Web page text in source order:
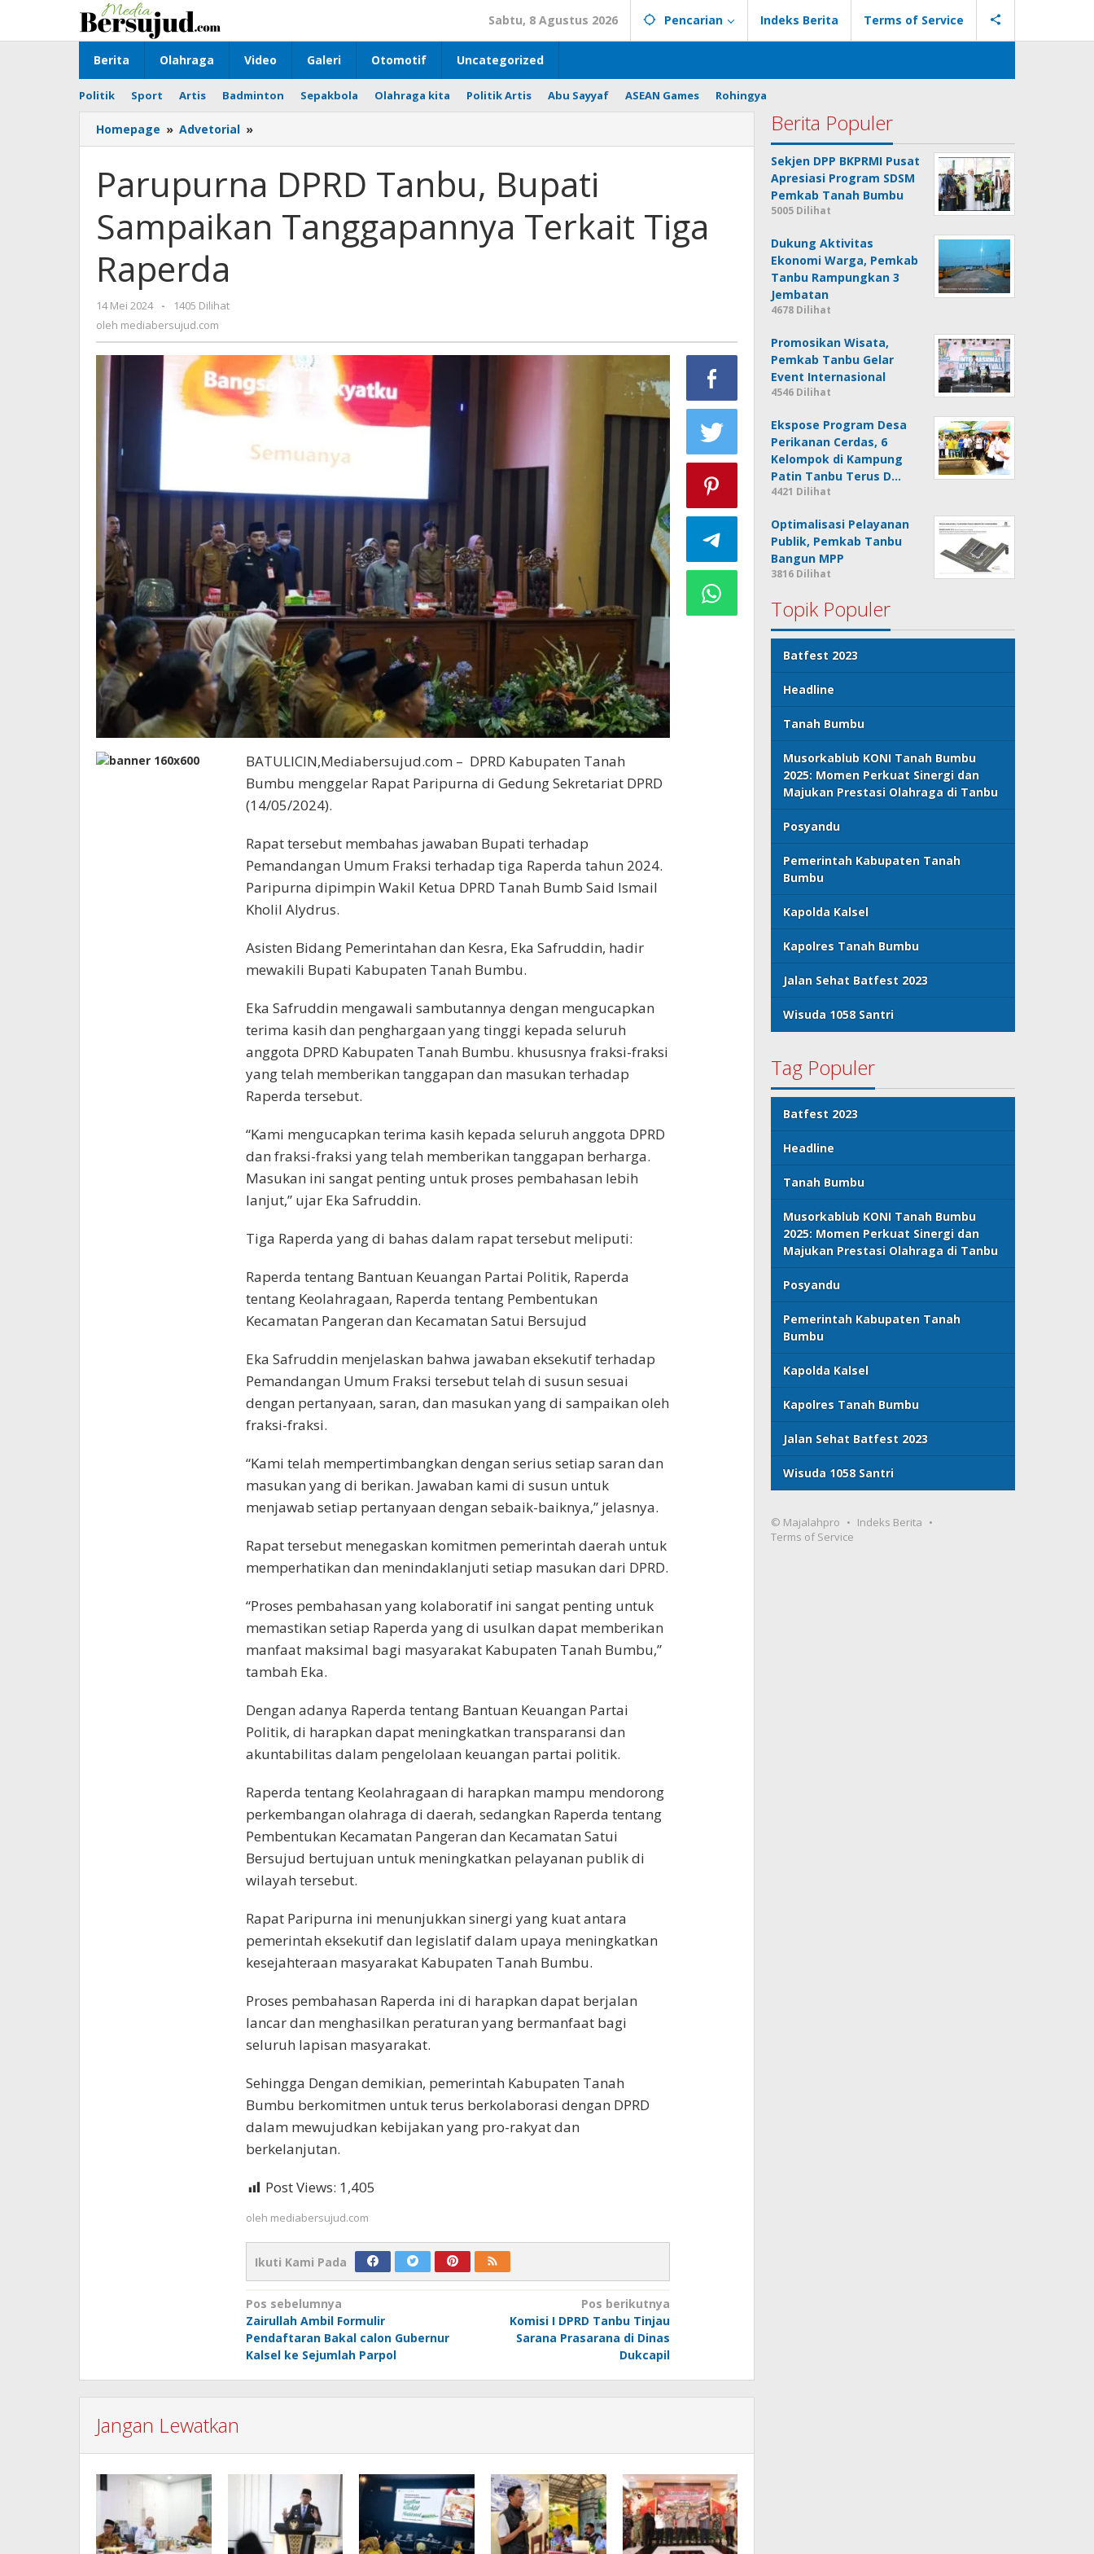
konten
Sabtu, 8 Agustus 2026 Pencarian Indeks Berita Terms of Service
Berita Olahraga Video Galeri Otomotif Uncategorized
Politik Sport Artis Badminton Sepakbola Olahraga kita Politik Artis Abu Sayyaf ASEAN Games Rohingya
Homepage » Advetorial »
DPRD
Bupati
Sampaikan
Tanggapannya
Terkait
Parupurna DPRD Tanbu, Bupati
Sampaikan Tanggapannya Terkait Tiga
Raperda
14 Mei 2024
oleh
mediabersujud.com
-
1405 Dilihat
oleh mediabersujud.com
BATULICIN,Mediabersujud.com – DPRD Kabupaten Tanah
Bumbu menggelar Rapat Paripurna di Gedung Sekretariat DPRD
(14/05/2024).
Rapat tersebut membahas jawaban Bupati terhadap
Pemandangan Umum Fraksi terhadap tiga Raperda tahun 2024.
Paripurna dipimpin Wakil Ketua DPRD Tanah Bumb Said Ismail
Kholil Alydrus.
Asisten Bidang Pemerintahan dan Kesra, Eka Safruddin, hadir
mewakili Bupati Kabupaten Tanah Bumbu.
Eka Safruddin mengawali sambutannya dengan mengucapkan
terima kasih dan penghargaan yang tinggi kepada seluruh
anggota DPRD Kabupaten Tanah Bumbu. khususnya fraksi-fraksi
yang telah memberikan tanggapan dan masukan terhadap
Raperda tersebut.
“Kami mengucapkan terima kasih kepada seluruh anggota DPRD
dan fraksi-fraksi yang telah memberikan tanggapan berharga.
Masukan ini sangat penting untuk proses pembahasan lebih
lanjut,” ujar Eka Safruddin.
Tiga Raperda yang di bahas dalam rapat tersebut meliputi:
Raperda tentang Bantuan Keuangan Partai Politik, Raperda
tentang Keolahragaan, Raperda tentang Pembentukan
Kecamatan Pangeran dan Kecamatan Satui Bersujud
Eka Safruddin menjelaskan bahwa jawaban eksekutif terhadap
Pemandangan Umum Fraksi tersebut telah di susun sesuai
dengan pertanyaan, saran, dan masukan yang di sampaikan oleh
fraksi-fraksi.
“Kami telah mempertimbangkan dengan serius setiap saran dan
masukan yang di berikan. Jawaban kami di susun untuk
menjawab setiap pertanyaan dengan sebaik-baiknya,” jelasnya.
Rapat tersebut menegaskan komitmen pemerintah daerah untuk
memperhatikan dan menindaklanjuti setiap masukan dari DPRD.
“Proses pembahasan yang kolaboratif ini sangat penting untuk
memastikan setiap Raperda yang di usulkan dapat memberikan
manfaat maksimal bagi masyarakat Kabupaten Tanah Bumbu,”
tambah Eka.
Dengan adanya Raperda tentang Bantuan Keuangan Partai
Politik, di harapkan dapat meningkatkan transparansi dan
akuntabilitas dalam pengelolaan keuangan partai politik.
Raperda tentang Keolahragaan di harapkan mampu mendorong
perkembangan olahraga di daerah, sedangkan Raperda tentang
Pembentukan Kecamatan Pangeran dan Kecamatan Satui
Bersujud bertujuan untuk meningkatkan pelayanan publik di
wilayah tersebut.
Rapat Paripurna ini menunjukkan sinergi yang kuat antara
pemerintah eksekutif dan legislatif dalam upaya meningkatkan
kesejahteraan masyarakat Kabupaten Tanah Bumbu.
Proses pembahasan Raperda ini di harapkan dapat berjalan
lancar dan menghasilkan peraturan yang bermanfaat bagi
seluruh lapisan masyarakat.
Sehingga Dengan demikian, pemerintah Kabupaten Tanah
Bumbu berkomitmen untuk terus berkolaborasi dengan DPRD
dalam mewujudkan kebijakan yang pro-rakyat dan
berkelanjutan.
Post Views: 1,405
oleh mediabersujud.com
Ikuti Kami Pada
Navigasi
pos
Pos sebelumnya
Zairullah Ambil Formulir
Pendaftaran Bakal calon Gubernur
Kalsel ke Sejumlah Parpol
Pos berikutnya
Komisi I DPRD Tanbu Tinjau
Sarana Prasarana di Dinas
Dukcapil
Jangan Lewatkan
Berita Populer
Sekjen DPP BKPRMI Pusat
Apresiasi Program SDSM
Pemkab Tanah Bumbu
5005 Dilihat
Dukung Aktivitas
Ekonomi Warga, Pemkab
Tanbu Rampungkan 3
Jembatan
4678 Dilihat
Promosikan Wisata,
Pemkab Tanbu Gelar
Event Internasional
4546 Dilihat
Ekspose Program Desa
Perikanan Cerdas, 6
Kelompok di Kampung
Patin Tanbu Terus D…
4421 Dilihat
Optimalisasi Pelayanan
Publik, Pemkab Tanbu
Bangun MPP
3816 Dilihat
Topik Populer
Batfest 2023
Headline
Tanah Bumbu
Musorkablub KONI Tanah Bumbu
2025: Momen Perkuat Sinergi dan
Majukan Prestasi Olahraga di Tanbu
Posyandu
Pemerintah Kabupaten Tanah
Bumbu
Kapolda Kalsel
Kapolres Tanah Bumbu
Jalan Sehat Batfest 2023
Wisuda 1058 Santri
Tag Populer
Batfest 2023
Headline
Tanah Bumbu
Musorkablub KONI Tanah Bumbu
2025: Momen Perkuat Sinergi dan
Majukan Prestasi Olahraga di Tanbu
Posyandu
Pemerintah Kabupaten Tanah
Bumbu
Kapolda Kalsel
Kapolres Tanah Bumbu
Jalan Sehat Batfest 2023
Wisuda 1058 Santri
© Majalahpro
Indeks Berita
Terms of Service